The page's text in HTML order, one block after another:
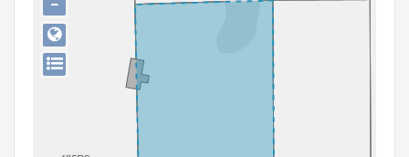
Persoon of collectief
Downloads